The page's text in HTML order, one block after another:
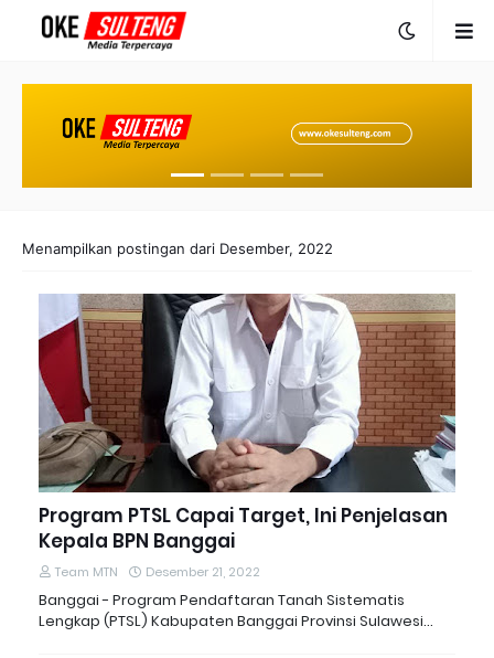
Menampilkan postingan dari Desember, 2022
Program PTSL Capai Target, Ini Penjelasan
Kepala BPN Banggai
Team MTN Desember 21, 2022
Banggai - Program Pendaftaran Tanah Sistematis
Lengkap (PTSL) Kabupaten Banggai Provinsi Sulawesi…